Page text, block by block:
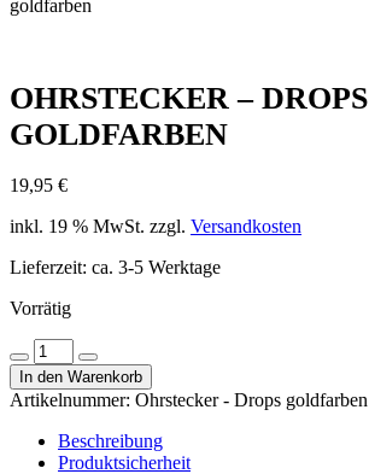
goldfarben
OHRSTECKER – DROPS
GOLDFARBEN
19,95 €
inkl. 19 % MwSt. zzgl. Versandkosten
Lieferzeit: ca. 3-5 Werktage
Vorrätig
Menge
verringern
Ohrstecker
-
Drops
goldfarben
Menge
Menge
erhöhen
In den Warenkorb
Artikelnummer: Ohrstecker - Drops goldfarben
Beschreibung
Produktsicherheit